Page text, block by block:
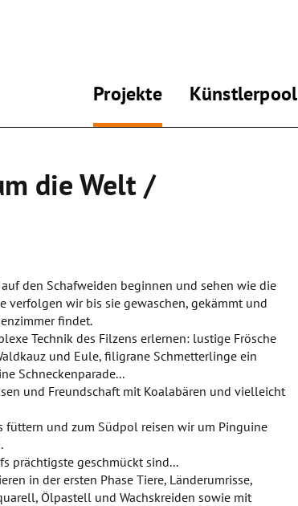
Projekte Künstlerpool
die Welt /
den Schafweiden beginnen und sehen wie die
verfolgen wir bis sie gewaschen, gekämmt und
findet.
Technik des Filzens erlernen: lustige Frösche
und Eule, filigrane Schmetterlinge ein
Schneckenparade...
und Freundschaft mit Koalabären und vielleicht
füttern und zum Südpol reisen wir um Pinguine
prächtigste geschmückt sind...
in der ersten Phase Tiere, Länderumrisse,
Ölpastell und Wachskreiden sowie mit